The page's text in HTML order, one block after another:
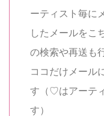
ーティスト毎に
したメールをこ
の検索や再送も
ココだけメール
す（♡はアーテ
す）